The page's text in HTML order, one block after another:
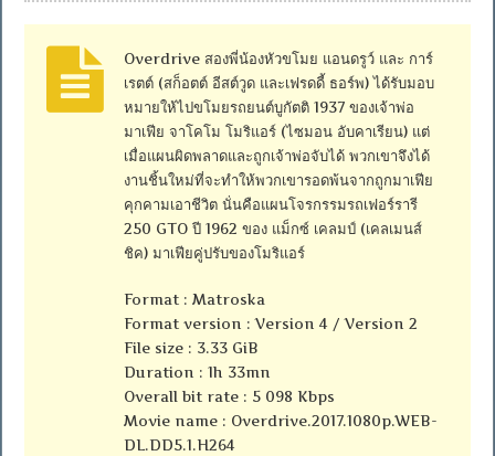
Overdrive สองพี่น้องหัวขโมย แอนดรูว์ และ การ์
เรตต์ (สก็อตต์ อีสต์วูด และเฟรดดี้ ธอร์พ) ได้รับมอบ
หมายให้ไปขโมยรถยนต์บูกัตติ 1937 ของเจ้าพ่อ
มาเฟีย จาโคโม โมริแอร์ (ไซมอน อับคาเรียน) แต่
เมื่อแผนผิดพลาดและถูกเจ้าพ่อจับได้ พวกเขาจึงได้
งานชิ้นใหม่ที่จะทำให้พวกเขารอดพ้นจากถูกมาเฟีย
คุกคามเอาชีวิต นั่นคือแผนโจรกรรมรถเฟอร์รารี
250 GTO ปี 1962 ของ แม็กซ์ เคลมป์ (เคลเมนส์
ชิค) มาเฟียคู่ปรับของโมริแอร์
Format : Matroska
Format version : Version 4 / Version 2
File size : 3.33 GiB
Duration : 1h 33mn
Overall bit rate : 5 098 Kbps
Movie name : Overdrive.2017.1080p.WEB-
DL.DD5.1.H264